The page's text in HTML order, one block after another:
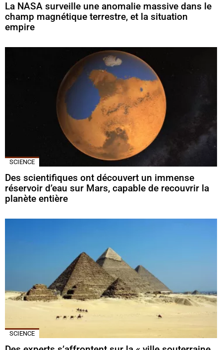
La NASA surveille une anomalie massive dans le
champ magnétique terrestre, et la situation
empire
SCIENCE
Des scientifiques ont découvert un immense
réservoir d’eau sur Mars, capable de recouvrir la
planète entière
SCIENCE